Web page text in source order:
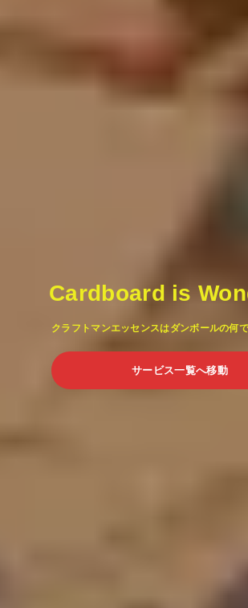
Cardboard is
クラフトマンエッセンスはダンボールの何
サービス一覧へ移動